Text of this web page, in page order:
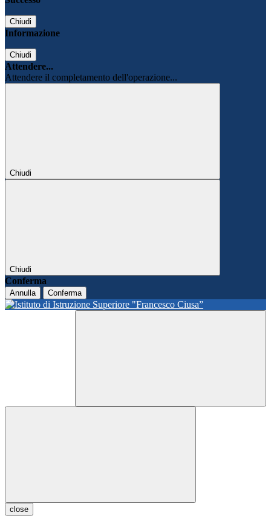
Chiudi
Informazione
Chiudi
Attendere...
Attendere il completamento dell'operazione...
Chiudi
Chiudi
Conferma
Annulla Conferma
close